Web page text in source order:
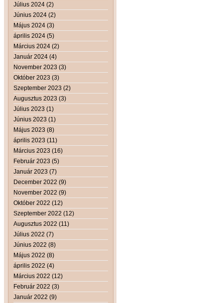
Július 2024 (2)
Június 2024 (2)
Május 2024 (3)
április 2024 (5)
Március 2024 (2)
Január 2024 (4)
November 2023 (3)
Október 2023 (3)
Szeptember 2023 (2)
Augusztus 2023 (3)
Július 2023 (1)
Június 2023 (1)
Május 2023 (8)
április 2023 (11)
Március 2023 (16)
Február 2023 (5)
Január 2023 (7)
December 2022 (9)
November 2022 (9)
Október 2022 (12)
Szeptember 2022 (12)
Augusztus 2022 (11)
Július 2022 (7)
Június 2022 (8)
Május 2022 (8)
április 2022 (4)
Március 2022 (12)
Február 2022 (3)
Január 2022 (9)